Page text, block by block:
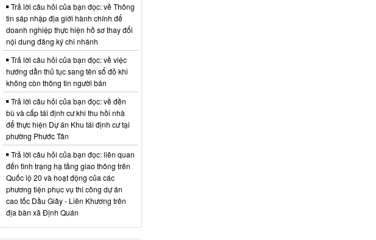
Trả lời câu hỏi của bạn đọc: về Thông
tin sáp nhập địa giới hành chính để
doanh nghiệp thực hiện hồ sơ thay đổi
nội dung đăng ký chi nhánh
Trả lời câu hỏi của bạn đọc: về việc
hướng dẫn thủ tục sang tên sổ đỏ khi
không còn thông tin người bán
Trả lời câu hỏi của bạn đọc: về đền
bù và cấp tái định cư khi thu hồi nhà
để thực hiện Dự án Khu tái định cư tại
phường Phước Tân
Trả lời câu hỏi của bạn đọc: liên quan
đến tình trạng hạ tầng giao thông trên
Quốc lộ 20 và hoạt động của các
phương tiện phục vụ thi công dự án
cao tốc Dầu Giây - Liên Khương trên
địa bàn xã Định Quán